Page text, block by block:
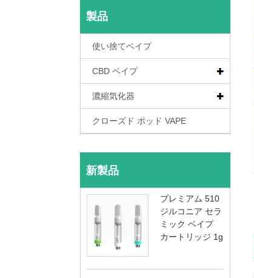
製品
使い捨てベイプ
CBD ベイプ
濃縮気化器
クローズド ポッド VAPE
新製品
プレミアム 510
ジルコニア セラ
ミック ベイプ
カートリッジ 1g